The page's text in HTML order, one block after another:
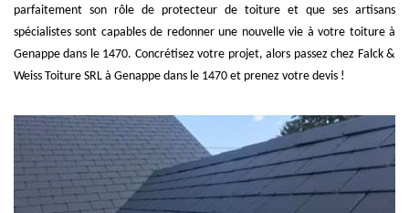
parfaitement son rôle de protecteur de toiture et que ses artisans
spécialistes sont capables de redonner une nouvelle vie à votre toiture à
Genappe dans le 1470. Concrétisez votre projet, alors passez chez Falck &
Weiss Toiture SRL à Genappe dans le 1470 et prenez votre devis !